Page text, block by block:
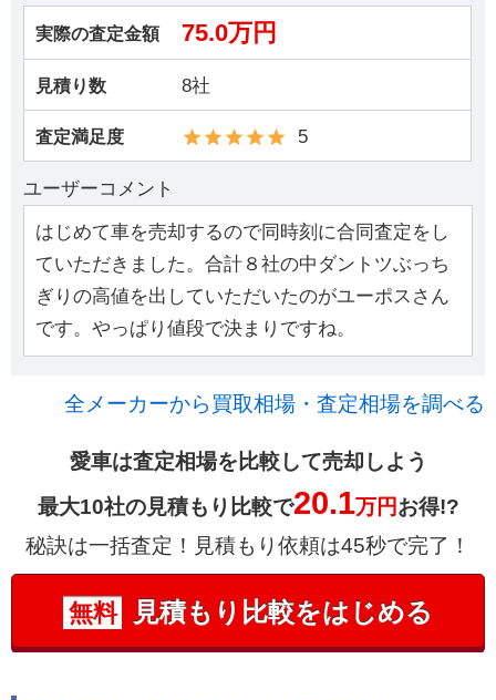
実際の査定金額 75.0万円
見積り数 8社
査定満足度 5
ユーザーコメント
はじめて車を売却するので同時刻に合同査定をし
ていただきました。合計８社の中ダントツぶっち
ぎりの高値を出していただいたのがユーポスさん
です。やっぱり値段で決まりですね。
全メーカーから買取相場・査定相場を調べる
愛車は査定相場を比較して売却しよう
最大10社の見積もり比較で20.1万円お得!?
秘訣は一括査定！見積もり依頼は45秒で完了！
無料 見積もり比較をはじめる